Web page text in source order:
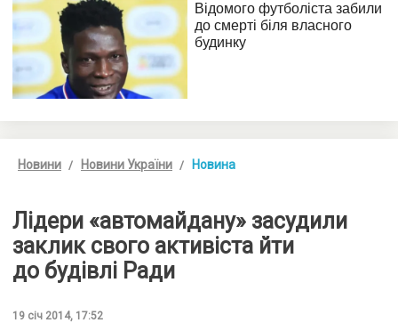
Новини Новини України Новина
Лідери «автомайдану» засудили
заклик свого активіста йти
до будівлі Ради
19 січ 2014, 17:52